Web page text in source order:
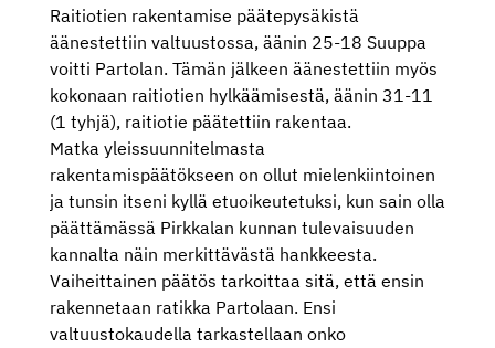
Raitiotien rakentamise päätepysäkistä
äänestettiin valtuustossa, äänin 25-18 Suuppa
voitti Partolan. Tämän jälkeen äänestettiin myös
kokonaan raitiotien hylkäämisestä, äänin 31-11
(1 tyhjä), raitiotie päätettiin rakentaa.
Matka yleissuunnitelmasta
rakentamispäätökseen on ollut mielenkiintoinen
ja tunsin itseni kyllä etuoikeutetuksi, kun sain olla
päättämässä Pirkkalan kunnan tulevaisuuden
kannalta näin merkittävästä hankkeesta.
Vaiheittainen päätös tarkoittaa sitä, että ensin
rakennetaan ratikka Partolaan. Ensi
valtuustokaudella tarkastellaan onko